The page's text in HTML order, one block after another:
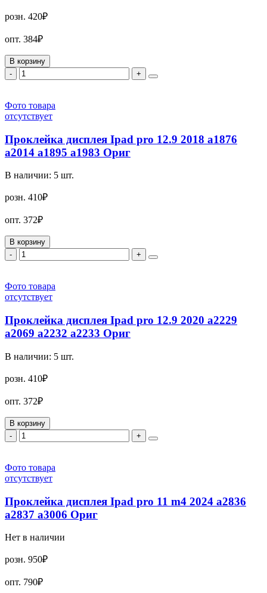
розн. 420₽
опт. 384₽
В корзину
-
+
Фото товара
отсутствует
Проклейка дисплея Ipad pro 12.9 2018 a1876
a2014 a1895 a1983 Ориг
В наличии: 5 шт.
розн. 410₽
опт. 372₽
В корзину
-
+
Фото товара
отсутствует
Проклейка дисплея Ipad pro 12.9 2020 a2229
a2069 a2232 a2233 Ориг
В наличии: 5 шт.
розн. 410₽
опт. 372₽
В корзину
-
+
Фото товара
отсутствует
Проклейка дисплея Ipad pro 11 m4 2024 a2836
a2837 a3006 Ориг
Нет в наличии
розн. 950₽
опт. 790₽